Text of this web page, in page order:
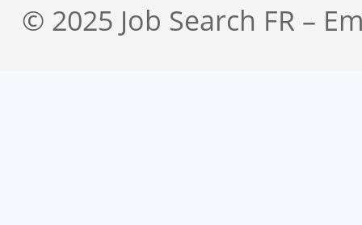
© 2025 Job Search FR –